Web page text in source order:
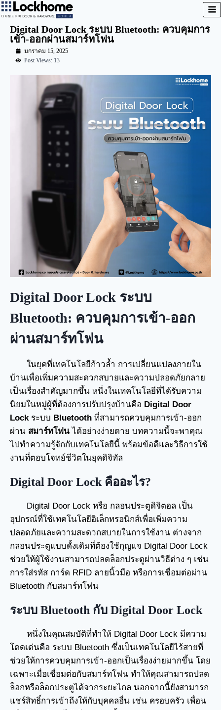
Digital Door Lock ระบบ Bluetooth: ควบคุมการ
เข้า-ออกผ่านสมาร์ทโฟน
มกราคม 15, 2025
Post Views: 13
Digital Door Lock ระบบ
Bluetooth: ควบคุมการเข้า-ออก
ผ่านสมาร์ทโฟน
ในยุคที่เทคโนโลยีก้าวล้ำ การเปลี่ยนแปลงภายใน
บ้านเพื่อเพิ่มความสะดวกสบายและความปลอดภัยกลาย
เป็นเรื่องสำคัญมากขึ้น หนึ่งในเทคโนโลยีที่ได้รับความ
นิยมในหมู่ผู้ที่ต้องการปรับปรุงบ้านคือ Digital Door
Lock ระบบ Bluetooth ที่สามารถควบคุมการเข้า-ออก
ผ่าน สมาร์ทโฟน ได้อย่างง่ายดาย บทความนี้จะพาคุณ
ไปทำความรู้จักกับเทคโนโลยีนี้ พร้อมข้อดีและวิธีการใช้
งานที่ตอบโจทย์ชีวิตในยุคดิจิทัล
Digital Door Lock คืออะไร?
Digital Door Lock หรือ กลอนประตูดิจิตอล เป็น
อุปกรณ์ที่ใช้เทคโนโลยีอิเล็กทรอนิกส์เพื่อเพิ่มความ
ปลอดภัยและความสะดวกสบายในการใช้งาน ต่างจาก
กลอนประตูแบบดั้งเดิมที่ต้องใช้กุญแจ Digital Door Lock
ช่วยให้ผู้ใช้งานสามารถปลดล็อกประตูผ่านวิธีต่าง ๆ เช่น
การใส่รหัส การ์ด RFID ลายนิ้วมือ หรือการเชื่อมต่อผ่าน
Bluetooth กับสมาร์ทโฟน
ระบบ Bluetooth กับ Digital Door Lock
หนึ่งในคุณสมบัติที่ทำให้ Digital Door Lock มีความ
โดดเด่นคือ ระบบ Bluetooth ซึ่งเป็นเทคโนโลยีไร้สายที่
ช่วยให้การควบคุมการเข้า-ออกเป็นเรื่องง่ายมากขึ้น โดย
เฉพาะเมื่อเชื่อมต่อกับสมาร์ทโฟน ทำให้คุณสามารถปลด
ล็อกหรือล็อกประตูได้จากระยะไกล นอกจากนี้ยังสามารถ
แชร์สิทธิ์การเข้าถึงให้กับบุคคลอื่น เช่น ครอบครัว เพื่อน